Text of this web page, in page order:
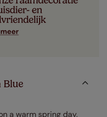
Blue
a warm spring day,